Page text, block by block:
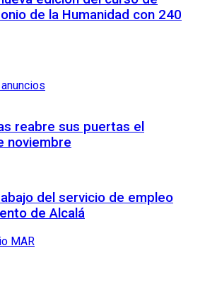
de la Humanidad con 240
reabre sus puertas el
noviembre
del servicio de empleo
de Alcalá